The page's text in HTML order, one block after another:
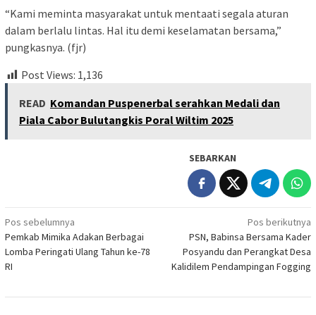
“Kami meminta masyarakat untuk mentaati segala aturan
dalam berlalu lintas. Hal itu demi keselamatan bersama,”
pungkasnya. (fjr)
Post Views: 1,136
READ Komandan Puspenerbal serahkan Medali dan
Piala Cabor Bulutangkis Poral Wiltim 2025
SEBARKAN
Navigasi
pos
Pos sebelumnya
Pemkab Mimika Adakan Berbagai
Lomba Peringati Ulang Tahun ke-78
RI
Pos berikutnya
PSN, Babinsa Bersama Kader
Posyandu dan Perangkat Desa
Kalidilem Pendampingan Fogging